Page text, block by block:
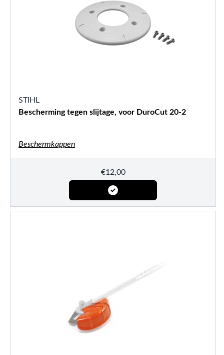
STIHL
Bescherming tegen slijtage, voor DuroCut 20-2
Beschermkappen
€12,00